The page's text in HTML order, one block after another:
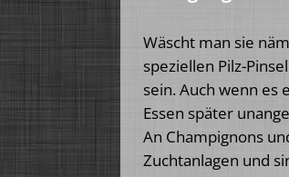
Wäscht man sie
speziellen Pilz-
sein. Auch wenn es
Essen später
An Champignons
Zuchtanlagen und